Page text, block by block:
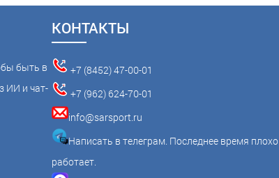
быть в
ИИ и чат-
КОНТАКТЫ
+7 (8452) 47-00-01
+7 (962) 624-70-01
info@sarsport.ru
Написать в телеграм. Последнее время плохо
работает.